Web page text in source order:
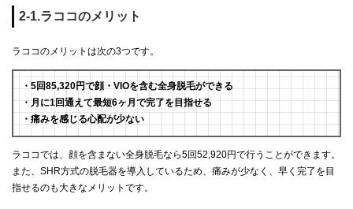
2-1.ラココのメリット
ラココのメリットは次の3つです。
・5回85,320円で顔・VIOを含む全身脱毛ができる
・月に1回通えて最短6ヶ月で完了を目指せる
・痛みを感じる心配が少ない
ラココでは、顔を含まない全身脱毛なら5回52,920円で行うことができます。
また、SHR方式の脱毛器を導入しているため、痛みが少なく、早く完了を目
指せるのも大きなメリットです。